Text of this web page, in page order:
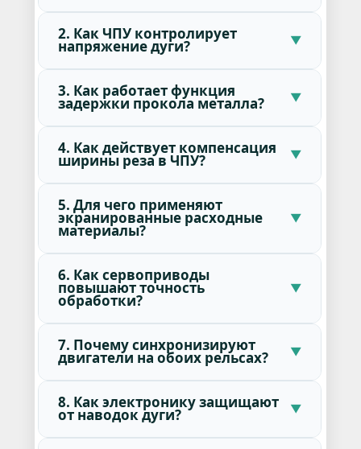
2. Как ЧПУ контролирует
напряжение дуги?
3. Как работает функция
задержки прокола металла?
4. Как действует компенсация
ширины реза в ЧПУ?
5. Для чего применяют
экранированные расходные
материалы?
6. Как сервоприводы
повышают точность
обработки?
7. Почему синхронизируют
двигатели на обоих рельсах?
8. Как электронику защищают
от наводок дуги?